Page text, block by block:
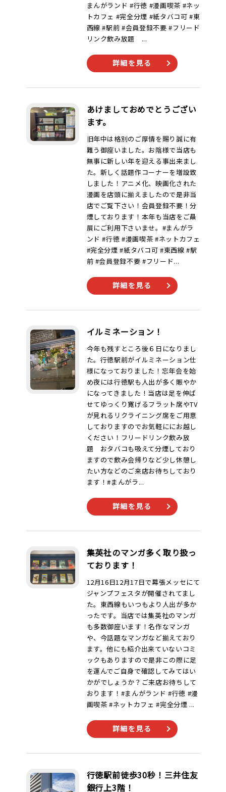
まんがランド #行徳 #漫画喫茶 #ネッ
トカフェ #完全分煙 #紙タバコ可 #東
西線 #駅前 #会員登録不要 #フリード
リンク飲み放題 ...
詳細を見る
あけましておめでとうござい
ます。
旧年中は格別のご厚情を賜り誠に有
難う御座いました。お陰様で当店も
無事に新しい年を迎える事出来まし
た。新しく話題作コーナーを増設致
しました！アニメ化、映画化された
漫画を店頭に揃えましたので是非当
店でご覧下さい！会員登録不要！分
煙しております！本年も当店をご贔
屓にご利用下さいませ。#まんがラ
ンド #行徳 #漫画喫茶 #ネットカフェ
#完全分煙 #紙タバコ可 #東西線 #駅
前 #会員登録不要 #フリード...
詳細を見る
イルミネーション！
今年も残すところ後６日になりまし
た。行徳駅前がイルミネーション仕
様になっておりました！忘年会を始
め夜には行徳駅も人出が多く賑やか
になってきました！当店は足を伸ば
せてゆっくり寛げるフラット席やTV
が見れるリクライニング席をご用意
しておりますのでお気軽ににお越し
ください！フリードリンク飲み放
題 おタバコも吸えて分煙しており
ますので飲み会帰りなど少し休憩し
たい方などのご来店お待ちしており
ます！#まんがラ...
詳細を見る
集英社のマンガ多く取り扱っ
ております！
12月16日12月17日で幕張メッセにて
ジャンプフェスタが開催されてまし
た。東西線もいつもより人出が多か
ったです。当店では集英社のマンガ
も多数御座います！名作なマンガ
や、今話題なマンガなど揃えており
ます。他にも紹介出来ていないコミ
ックもありますので是非この際に足
を運んでご自身で確認してみてはい
かがでしょうか？ご来店お待ちして
おります！#まんがランド #行徳 #漫
画喫茶 #ネットカフェ #完全分煙 ...
詳細を見る
行徳駅前徒歩30秒！三井住友
銀行上3階！